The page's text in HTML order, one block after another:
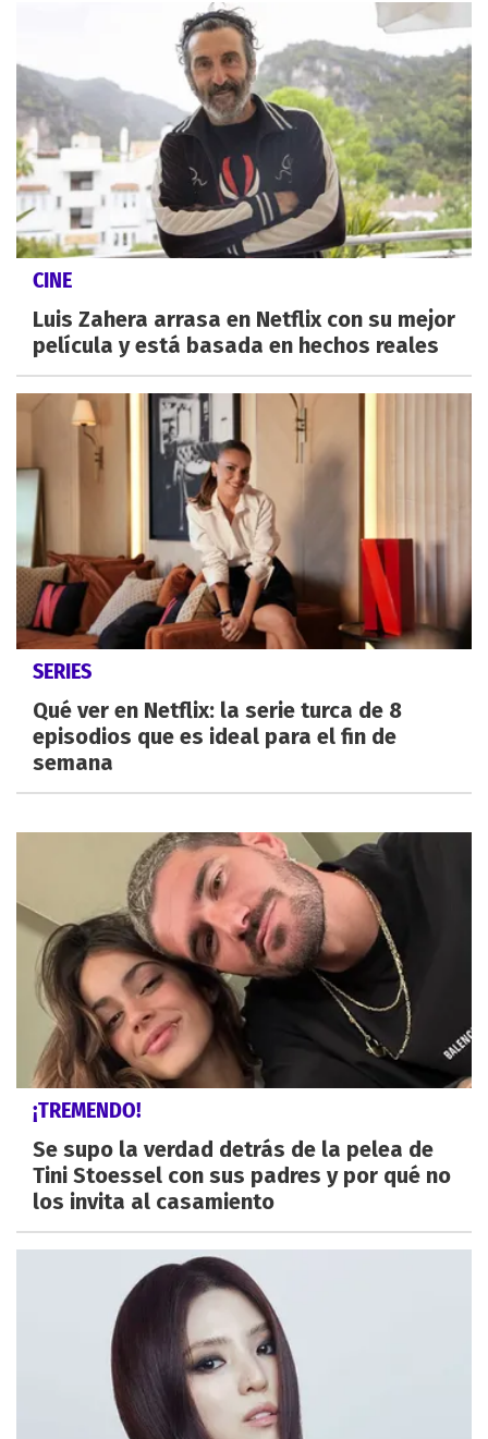
CINE
Luis Zahera arrasa en Netflix con su mejor
película y está basada en hechos reales
SERIES
Qué ver en Netflix: la serie turca de 8
episodios que es ideal para el fin de
semana
¡TREMENDO!
Se supo la verdad detrás de la pelea de
Tini Stoessel con sus padres y por qué no
los invita al casamiento